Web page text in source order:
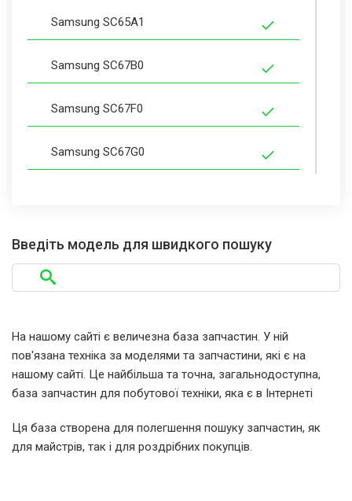
Samsung SC65A1
Samsung SC67B0
Samsung SC67F0
Samsung SC67G0
Samsung SC6520
Samsung SC6530
Samsung SC6532
Введіть модель для швидкого пошуку
На нашому сайті є величезна база запчастин. У ній
пов'язана техніка за моделями та запчастини, які є на
нашому сайті. Це найбільша та точна, загальнодоступна,
база запчастин для побутової техніки, яка є в Інтернеті
Ця база створена для полегшення пошуку запчастин, як
для майстрів, так і для роздрібних покупців.